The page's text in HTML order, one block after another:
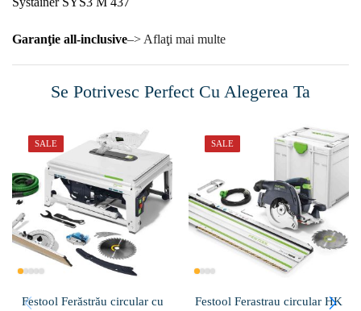
Garanţie all-inclusive–> Aflaţi mai multe
Se Potrivesc Perfect Cu Alegerea Ta
SALE
Festool Ferăstrău circular cu
SALE
Festool Ferastrau circular HK